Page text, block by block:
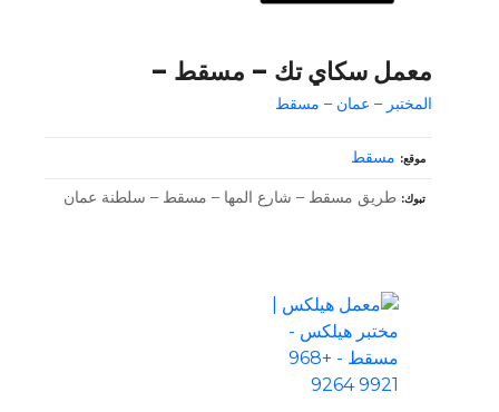
معمل سكاي تك – مسقط –
المختبر – عمان – مسقط
موقع مسقط
تبوك طريق مسقط – شارع المها – مسقط – سلطنة عمان